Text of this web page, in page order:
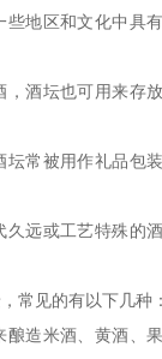
些地区和文化中具
酒坛也可用来存
坛常被用作礼品包
远或工艺特殊的
常见的有以下几种：
酿造米酒、黄酒、